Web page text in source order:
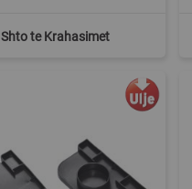
Shto te Krahasimet